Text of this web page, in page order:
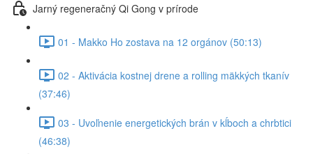
Jarný regeneračný Qi Gong v prírode
01 - Makko Ho zostava na 12 orgánov (50:13)
02 - Aktivácia kostnej drene a rolling mäkkých tkanív
(37:46)
03 - Uvoľnenie energetických brán v kĺboch a chrbtici
(46:38)